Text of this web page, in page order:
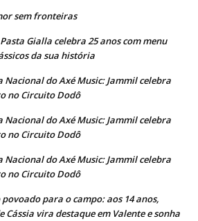
sem fronteiras
Gialla celebra 25 anos com menu
da sua história
Nacional do Axé Music: Jammil celebra
no Circuito Dodô
Nacional do Axé Music: Jammil celebra
no Circuito Dodô
Nacional do Axé Music: Jammil celebra
no Circuito Dodô
povoado para o campo: aos 14 anos,
Cássia vira destaque em Valente e sonha